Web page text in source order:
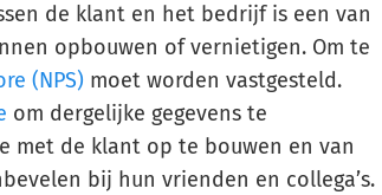
de klant en het bedrijf is een van
opbouwen of vernietigen. Om te
(NPS) moet worden vastgesteld.
om dergelijke gegevens te
met de klant op te bouwen en van
bij hun vrienden en collega’s.